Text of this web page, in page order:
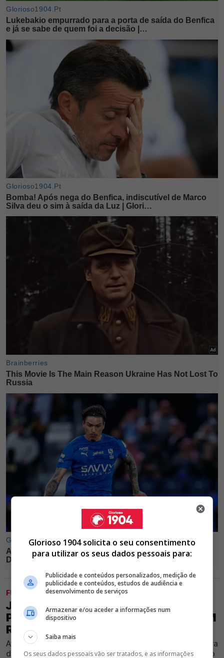
FUTEBOL
JHON DURÁN É O AVANÇADO
PRETENDIDO PELO BENFICA, MAS TEM
REGISTO DE GOLOS PREOCUPANTE
Avançado internacional colombiano interessa à estrutura
do Clube encarnado e pode chegar por empréstimo do
Glorioso 1904 solicita o seu consentimento
para utilizar os seus dados pessoais para:
Publicidade e conteúdos personalizados, medição de
publicidade e conteúdos, estudos de audiência e
desenvolvimento de serviços
Armazenar e/ou aceder a informações num
dispositivo
Saiba mais
Os seus dados pessoais vão ser tratados, e as informações